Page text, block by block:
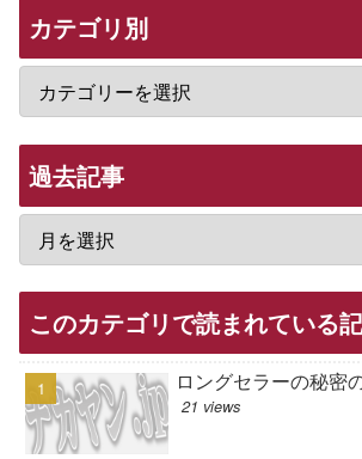
カテゴリ別
過去記事
このカテゴリで読まれている
ロングセラーの秘密
21 views